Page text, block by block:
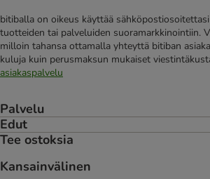
bitiballa on oikeus käyttää
tuotteiden tai palveluiden suoramarkkinointiin.
milloin tahansa ottamalla yhteyttä bitiban
kuluja kuin perusmaksun mukaiset
asiakaspalvelu
Palvelu
Edut
Tee ostoksia
Kansainvälinen